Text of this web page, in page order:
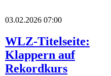
03.02.2026 07:00
WLZ-Titelseite:
Klappern auf
Rekordkurs